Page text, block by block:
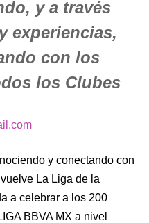
y a través
experiencias,
con los
los Clubes
y conectando con
La Liga de la
a celebrar a los 200
BBVA MX a nivel